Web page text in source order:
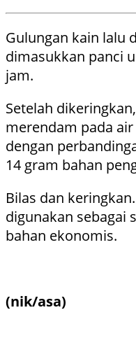
Gulungan kain lalu
dimasukkan panci
jam.
Setelah
merendam pada
dengan
14 gram bahan
Bilas dan
digunakan sebagai
bahan ekonomis.
(nik/asa)